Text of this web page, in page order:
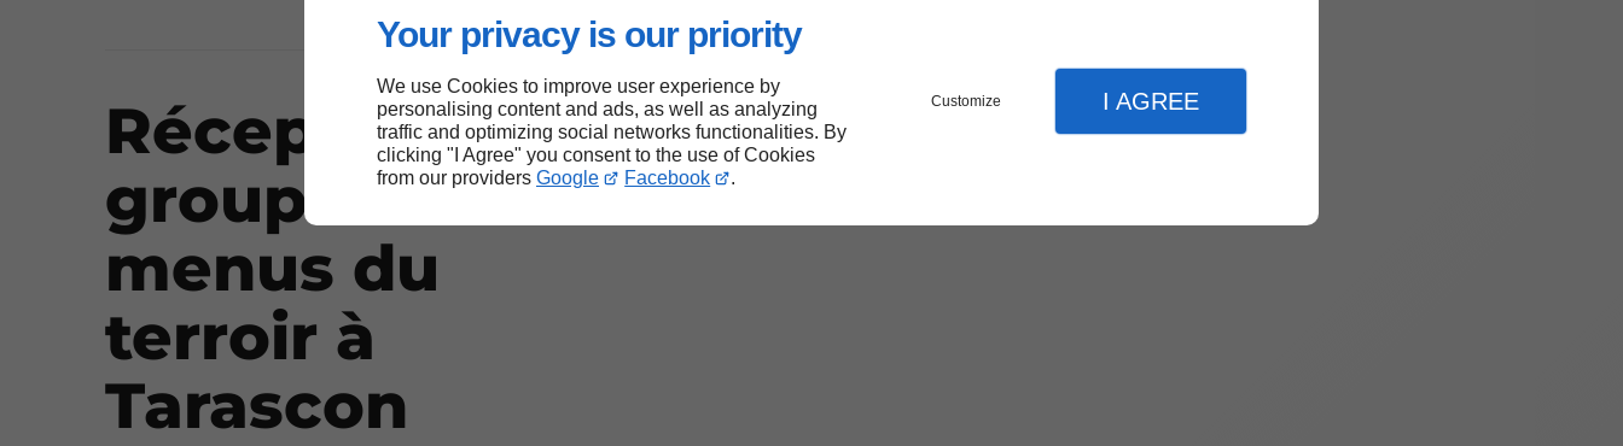
Your privacy is our priority
We use Cookies to improve user experience by
personalising content and ads, as well as analyzing
traffic and optimizing social networks functionalities. By
clicking "I Agree" you consent to the use of Cookies
from our providers Google Facebook .
Customize I AGREE
Réceptions de
groupe et
menus du
terroir à
Tarascon